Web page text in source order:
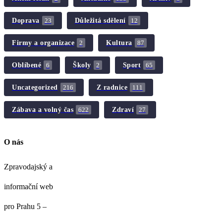
Doprava 23 Důležitá sdělení 12
Firmy a organizace 2 Kultura 87
Oblíbené 6 Školy 2 Sport 65
Uncategorized 216 Z radnice 111
Zábava a volný čas 622 Zdraví 27
O nás
Zpravodajský a
informační web
pro Prahu 5 –